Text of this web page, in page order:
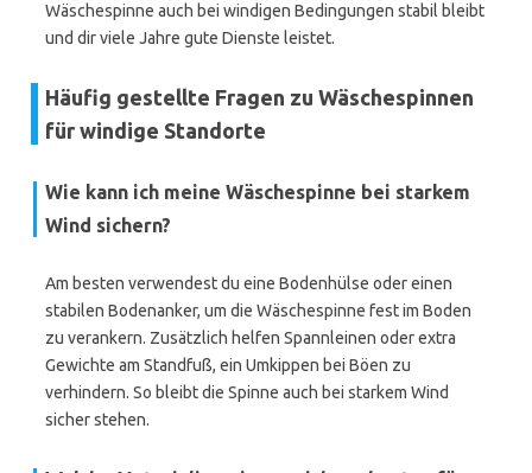
Wäschespinne auch bei windigen Bedingungen stabil bleibt
und dir viele Jahre gute Dienste leistet.
Häufig gestellte Fragen zu Wäschespinnen
für windige Standorte
Wie kann ich meine Wäschespinne bei starkem
Wind sichern?
Am besten verwendest du eine Bodenhülse oder einen
stabilen Bodenanker, um die Wäschespinne fest im Boden
zu verankern. Zusätzlich helfen Spannleinen oder extra
Gewichte am Standfuß, ein Umkippen bei Böen zu
verhindern. So bleibt die Spinne auch bei starkem Wind
sicher stehen.